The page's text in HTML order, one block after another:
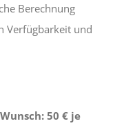
Berechnung
Verfügbarkeit und
50 € je